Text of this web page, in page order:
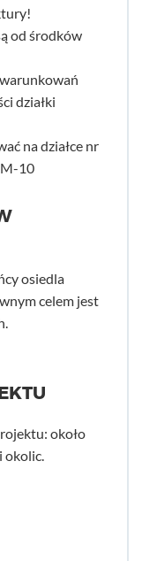
od środków
działki
na działce nr
10
osiedla
celem jest
około
okolic.